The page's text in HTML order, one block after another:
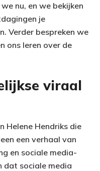
nu, en we bekijken
je
Verder bespreken we
ons leren over de
viraal
Helene Hendriks die
een verhaal van
en sociale media-
dat sociale media